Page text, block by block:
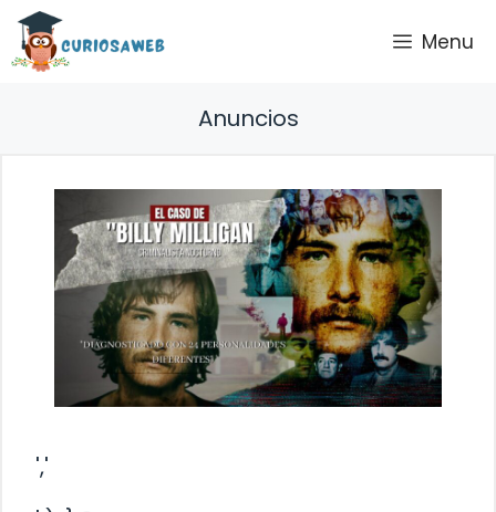
Saltar
contenido
Menu
Anuncios
','